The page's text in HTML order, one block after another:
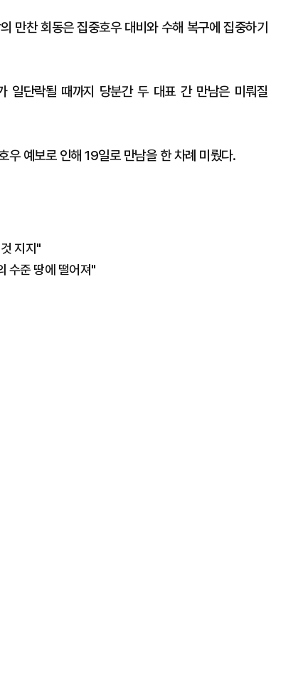
만찬 회동은 집중호우 대비와 수해 복구에 집중하기
일단락될 때까지 당분간 두 대표 간 만남은 미뤄질
우 예보로 인해 19일로 만남을 한 차례 미뤘다.
지지"
수준 땅에 떨어져"